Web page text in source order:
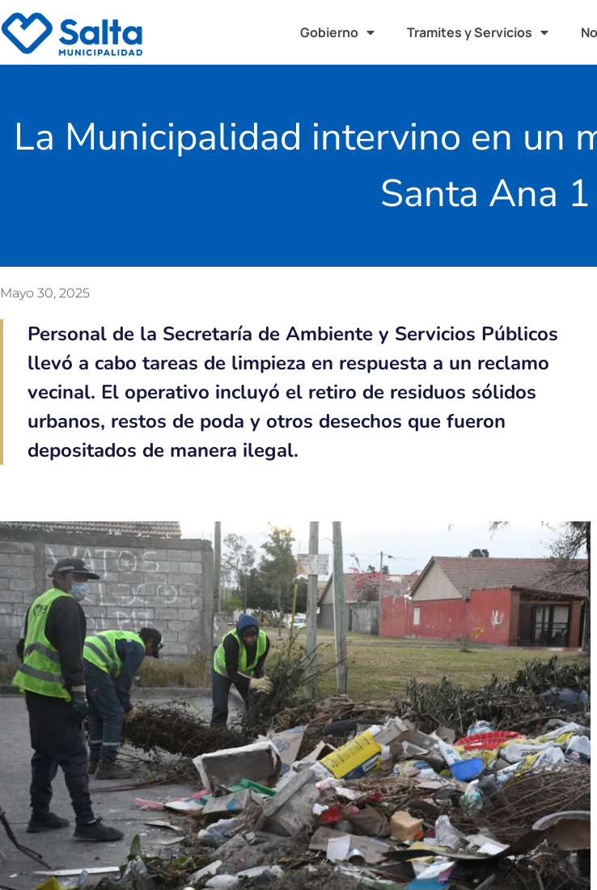
Gobierno Tramites y Servicios
La Municipalidad intervino en un
Santa Ana 1
Mayo 30, 2025
Personal de la Secretaría de Ambiente y Servicios Públicos
llevó a cabo tareas de limpieza en respuesta a un reclamo
vecinal. El operativo incluyó el retiro de residuos sólidos
urbanos, restos de poda y otros desechos que fueron
depositados de manera ilegal.